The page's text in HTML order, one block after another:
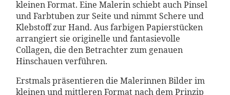
kleinen Format. Eine Malerin schiebt auch Pinsel
und Farbtuben zur Seite und nimmt Schere und
Klebstoff zur Hand. Aus farbigen Papierstücken
arrangiert sie originelle und fantasievolle
Collagen, die den Betrachter zum genauen
Hinschauen verführen.
Erstmals präsentieren die Malerinnen Bilder im
kleinen und mittleren Format nach dem Prinzip